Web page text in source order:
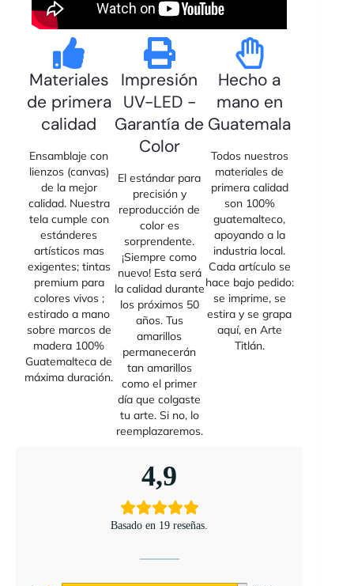
Materiales
de primera
calidad
Ensamblaje con
lienzos (canvas)
de la mejor
calidad. Nuestra
tela cumple con
estánderes
artísticos mas
exigentes; tintas
premium para
colores vivos ;
estirado a mano
sobre marcos de
madera 100%
Guatemalteca de
máxima duración.
Impresión
UV-LED -
Garantía de
Color
El estándar para
precisión y
reproducción de
color es
sorprendente.
¡Siempre como
nuevo! Esta será
la calidad durante
los próximos 50
años. Tus
amarillos
permanecerán
tan amarillos
como el primer
día que colgaste
tu arte. Si no, lo
reemplazaremos.
Hecho a
mano en
Guatemala
Todos nuestros
materiales de
primera calidad
son 100%
guatemalteco,
apoyando a la
industria local.
Cada artículo se
hace bajo pedido:
se imprime, se
estira y se grapa
aquí, en Arte
Titlán.
4,9
Basado en 19 reseñas.